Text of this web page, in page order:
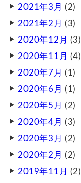
2021年3月 (2)
2021年2月 (3)
2020年12月 (3)
2020年11月 (4)
2020年7月 (1)
2020年6月 (1)
2020年5月 (2)
2020年4月 (3)
2020年3月 (2)
2020年2月 (2)
2019年11月 (2)